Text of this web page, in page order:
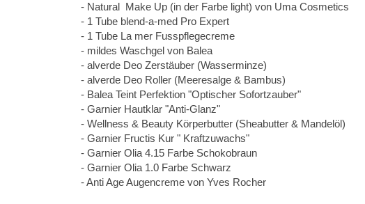
- Natural Make Up (in der Farbe light) von Uma Cosmetics
- 1 Tube blend-a-med Pro Expert
- 1 Tube La mer Fusspflegecreme
- mildes Waschgel von Balea
- alverde Deo Zerstäuber (Wasserminze)
- alverde Deo Roller (Meeresalge & Bambus)
- Balea Teint Perfektion "Optischer Sofortzauber"
- Garnier Hautklar "Anti-Glanz"
- Wellness & Beauty Körperbutter (Sheabutter & Mandelöl)
- Garnier Fructis Kur " Kraftzuwachs"
- Garnier Olia 4.15 Farbe Schokobraun
- Garnier Olia 1.0 Farbe Schwarz
- Anti Age Augencreme von Yves Rocher